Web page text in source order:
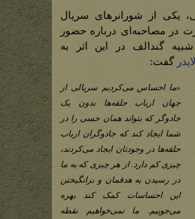
یکی از شورانرهای سریال
در مصاحبه‌ای درباره حضور
گندالف در این اثر به
گفت:
«ما احساس می‌کردیم سریالی از
جهان ارباب حلقه‌ها بدون یک
جادوگر که بتواند همان حسی را در
شما ایجاد کند که جادوگران ارباب
حلقه‌ها در وجودتان ایجاد می‌کردند،
چیزی کم دارد. از هر چیزی که به ما
در رسیدن به هدفمان و برانگیختن
این احساسات کمک کند بهره
می‌جوییم. ما نمی‌خواهیم نقطه